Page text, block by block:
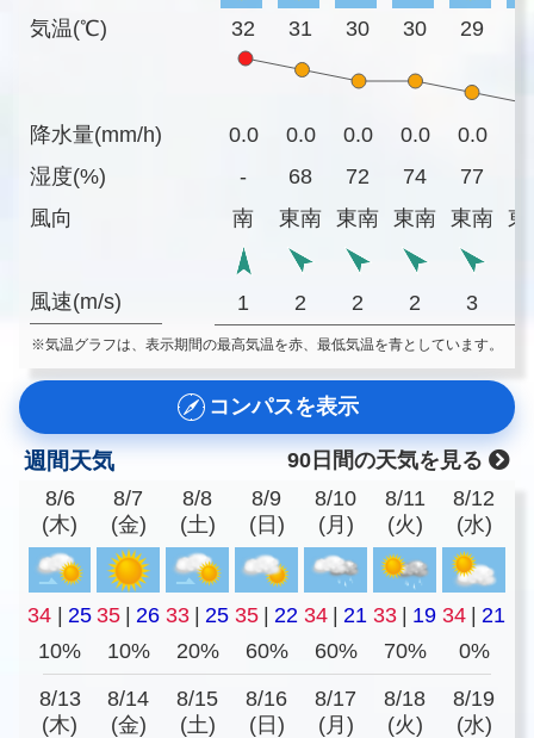
気温(℃)
降水量(mm/h)
湿度(%)
風向
風速(m/s)
32 31 30 30 29
0.0 0.0 0.0 0.0 0.0
-
68 72 74 77
南
東南 東南 東南 東南 東
1 2 2 2 3
※気温グラフは、表示期間の最高気温を赤、最低気温を青としています。
コンパスを表示
週間天気
90日間の天気を見る
8/6
(木)
8/7
(金)
8/8
(土)
8/9
(日)
8/10
(月)
8/11
(火)
8/12
(水)
34 | 25 35 | 26 33 | 25 35 | 22 34 | 21 33 | 19 34 | 21
10%
10% 20% 60% 60% 70% 0%
8/13
(木)
8/14
(金)
8/15
(土)
8/16
(日)
8/17
(月)
8/18
(火)
8/19
(水)